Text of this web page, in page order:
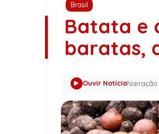
Brasil
Batata e
baratas,
Ouvir Notícia